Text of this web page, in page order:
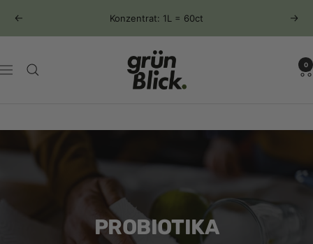
zumZurück Konzentrat: 1L = 60ct
Navigation
gruenblick
0
PROBIOTIKA